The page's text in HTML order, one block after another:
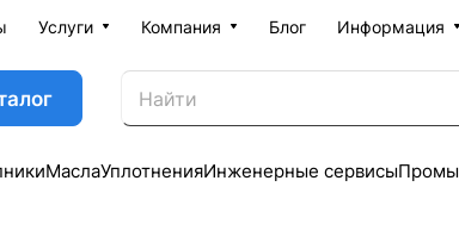
Услуги Компания Блог Информация
МаслаУплотненияИнженерные сервисы